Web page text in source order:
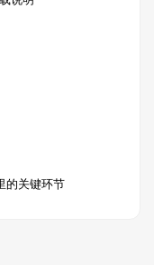
的关键环节